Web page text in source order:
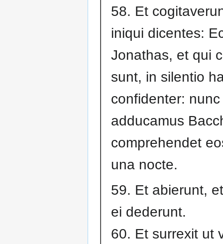
58. Et
iniqui dicentes:
Jonathas, et qui
sunt, in silentio
confidenter:
adducamus
comprehendet
una nocte.
59. Et abierunt,
ei dederunt.
60. Et surrexit ut